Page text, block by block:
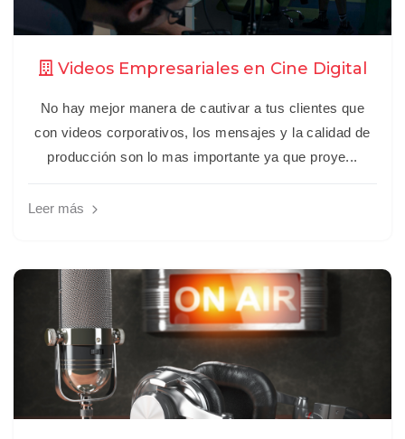
Videos Empresariales en Cine Digital
No hay mejor manera de cautivar a tus clientes que
con videos corporativos, los mensajes y la calidad de
producción son lo mas importante ya que proye...
Leer más